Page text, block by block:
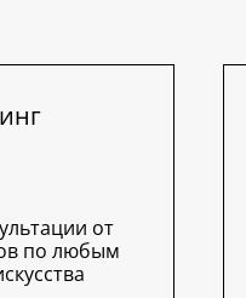
от
по любым